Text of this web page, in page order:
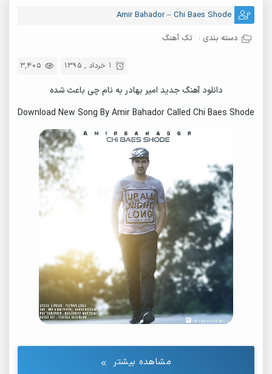
Amir Bahador – Chi Baes Shode
دسته بندی : تک آهنگ
3,405 1 خرداد , 1395
دانلود آهنگ جدید امیر بهادر به نام چی باعث شده
Download New Song By Amir Bahador Called Chi Baes Shode
مشاهده بیشتر